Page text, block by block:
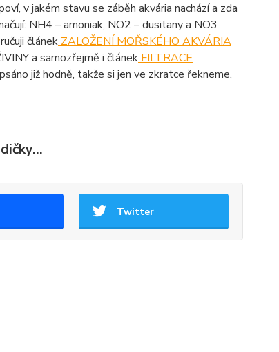
v jakém stavu se záběh akvária nachází a zda
NH4 – amoniak, NO2 – dusitany a NO3
článekZALOŽENÍ MOŘSKÉHO AKVÁRIA
a samozřejmě i článekFILTRACE
již hodně, takže si jen ve zkratce řekneme,
Twitter